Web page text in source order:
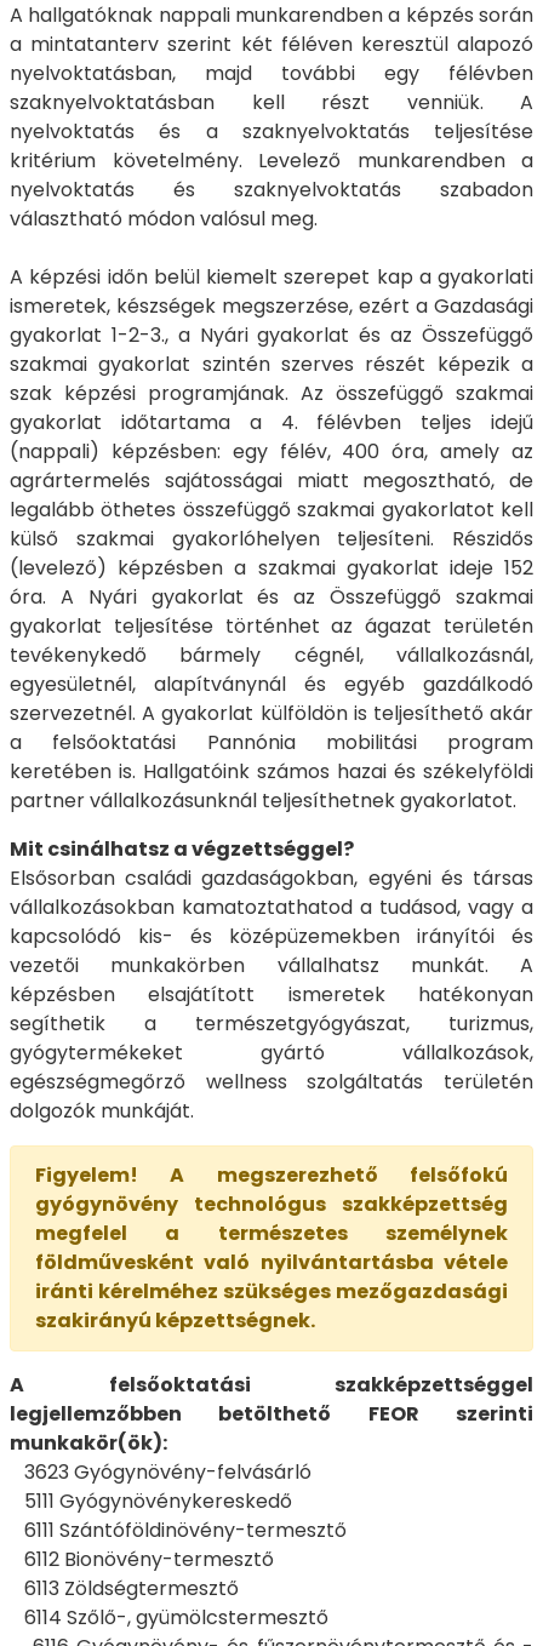
A hallgatóknak nappali munkarendben a képzés során
a mintatanterv szerint két féléven keresztül alapozó
nyelvoktatásban, majd további egy félévben
szaknyelvoktatásban kell részt venniük. A
nyelvoktatás és a szaknyelvoktatás teljesítése
kritérium követelmény. Levelező munkarendben a
nyelvoktatás és szaknyelvoktatás szabadon
választható módon valósul meg.
A képzési időn belül kiemelt szerepet kap a gyakorlati
ismeretek, készségek megszerzése, ezért a Gazdasági
gyakorlat 1-2-3., a Nyári gyakorlat és az Összefüggő
szakmai gyakorlat szintén szerves részét képezik a
szak képzési programjának. Az összefüggő szakmai
gyakorlat időtartama a 4. félévben teljes idejű
(nappali) képzésben: egy félév, 400 óra, amely az
agrártermelés sajátosságai miatt megosztható, de
legalább öthetes összefüggő szakmai gyakorlatot kell
külső szakmai gyakorlóhelyen teljesíteni. Részidős
(levelező) képzésben a szakmai gyakorlat ideje 152
óra. A Nyári gyakorlat és az Összefüggő szakmai
gyakorlat teljesítése történhet az ágazat területén
tevékenykedő bármely cégnél, vállalkozásnál,
egyesületnél, alapítványnál és egyéb gazdálkodó
szervezetnél. A gyakorlat külföldön is teljesíthető akár
a felsőoktatási Pannónia mobilitási program
keretében is. Hallgatóink számos hazai és székelyföldi
partner vállalkozásunknál teljesíthetnek gyakorlatot.
Mit csinálhatsz a végzettséggel?
Elsősorban családi gazdaságokban, egyéni és társas
vállalkozásokban kamatoztathatod a tudásod, vagy a
kapcsolódó kis- és középüzemekben irányítói és
vezetői munkakörben vállalhatsz munkát. A
képzésben elsajátított ismeretek hatékonyan
segíthetik a természetgyógyászat, turizmus,
gyógytermékeket gyártó vállalkozások,
egészségmegőrző wellness szolgáltatás területén
dolgozók munkáját.
Figyelem! A megszerezhető felsőfokú
gyógynövény technológus szakképzettség
megfelel a természetes személynek
földművesként való nyilvántartásba vétele
iránti kérelméhez szükséges mezőgazdasági
szakirányú képzettségnek.
A felsőoktatási szakképzettséggel
legjellemzőbben betölthető FEOR szerinti
munkakör(ök):
3623 Gyógynövény-felvásárló
5111 Gyógynövénykereskedő
6111 Szántóföldinövény-termesztő
6112 Bionövény-termesztő
6113 Zöldségtermesztő
6114 Szőlő-, gyümölcstermesztő